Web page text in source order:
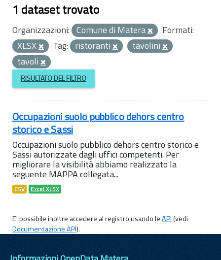
1 dataset trovato
Organizzazioni: Comune di Matera
Formati:
XLSX
Tag: ristoranti
tavolini
tavoli
RISULTATO DEL FILTRO
Occupazioni suolo pubblico dehors centro
storico e Sassi
Occupazioni suolo pubblico dehors centro storico e
Sassi autorizzate dagli uffici competenti. Per
migliorare la visibilità abbiamo realizzato la
seguente MAPPA collegata...
CSV Excel XLSX
E' possibile inoltre accedere al registro usando leAPI(vedi
Documentazione API).